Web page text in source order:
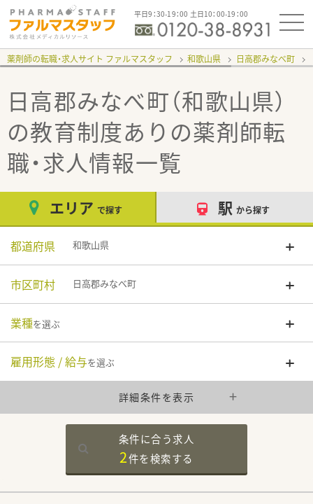
平日9：30-19：00 土日10：00-19：00
薬剤師の転職・求人サイト ファルマスタッフ 和歌山県 日高郡みなべ町
日高郡みなべ町（和歌山県）
の教育制度あり の薬剤師転
職・求人情報一覧
エリア で探す 駅 から探す
都道府県 和歌山県
市区町村 日高郡みなべ町
業種を選ぶ
雇用形態 / 給与を選ぶ
詳細条件を表示
条件に合う求人
2件を検索する